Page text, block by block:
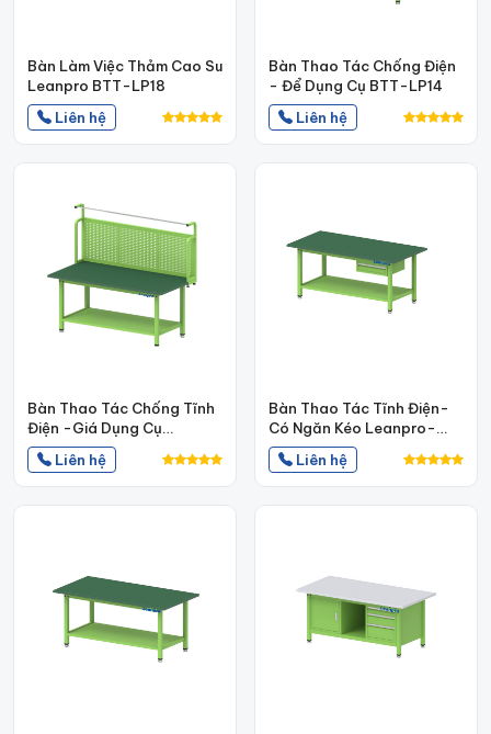
Bàn Làm Việc Thảm Cao Su
Leanpro BTT-LP18
Liên hệ
Bàn Thao Tác Chống Điện
- Để Dụng Cụ BTT-LP14
Liên hệ
Bàn Thao Tác Chống Tĩnh
Điện -Giá Dụng Cụ
Leanpro BTT-LP13
Liên hệ
Bàn Thao Tác Tĩnh Điện-
Có Ngăn Kéo Leanpro-
BTT-LP12
Liên hệ